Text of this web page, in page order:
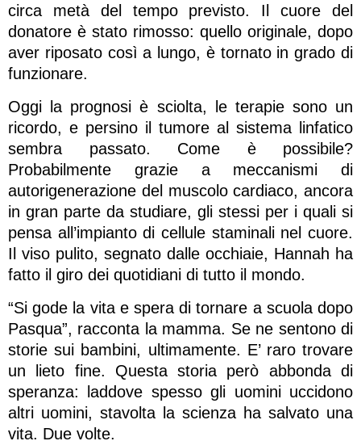
circa metà del tempo previsto. Il cuore del
donatore è stato rimosso: quello originale, dopo
aver riposato così a lungo, è tornato in grado di
funzionare.
Oggi la prognosi è sciolta, le terapie sono un
ricordo, e persino il tumore al sistema linfatico
sembra passato. Come è possibile?
Probabilmente grazie a meccanismi di
autorigenerazione del muscolo cardiaco, ancora
in gran parte da studiare, gli stessi per i quali si
pensa all’impianto di cellule staminali nel cuore.
Il viso pulito, segnato dalle occhiaie, Hannah ha
fatto il giro dei quotidiani di tutto il mondo.
“Si gode la vita e spera di tornare a scuola dopo
Pasqua”, racconta la mamma. Se ne sentono di
storie sui bambini, ultimamente. E’ raro trovare
un lieto fine. Questa storia però abbonda di
speranza: laddove spesso gli uomini uccidono
altri uomini, stavolta la scienza ha salvato una
vita. Due volte.